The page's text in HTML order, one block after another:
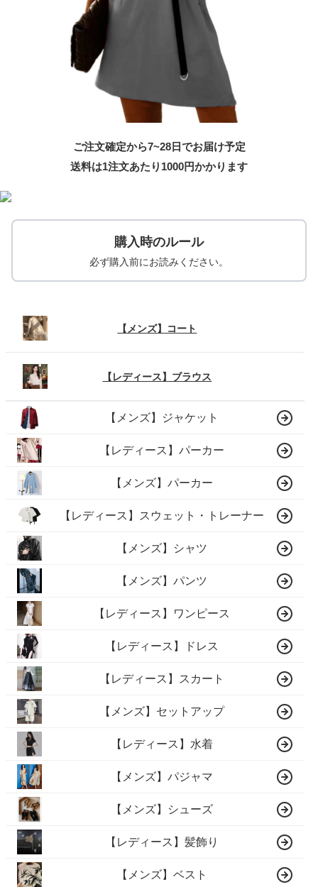
ご注文確定から7~28日でお届け予定
送料は1注文あたり 1000円かかります
購入時のルール
必ず購入前にお読みください。
【メンズ】コート
【レディース】ブラウス
【メンズ】ジャケット
【レディース】パーカー
【メンズ】パーカー
【レディース】スウェット・トレーナー
【メンズ】シャツ
【メンズ】パンツ
【レディース】ワンピース
【レディース】ドレス
【レディース】スカート
【メンズ】セットアップ
【レディース】水着
【メンズ】パジャマ
【メンズ】シューズ
【レディース】髪飾り
【メンズ】ベスト